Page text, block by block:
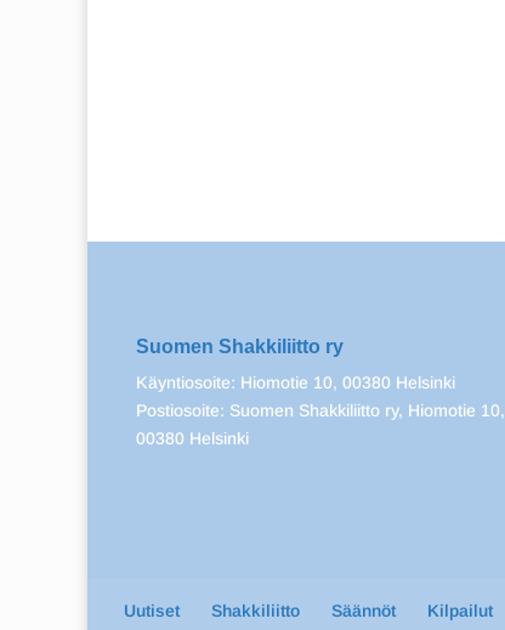
Suomen Shakkiliitto ry
Käyntiosoite: Hiomotie 10, 00380 Helsinki
Postiosoite: Suomen Shakkiliitto ry, Hiomotie 10,
00380 Helsinki
Uutiset Shakkiliitto Säännöt Kilpailut